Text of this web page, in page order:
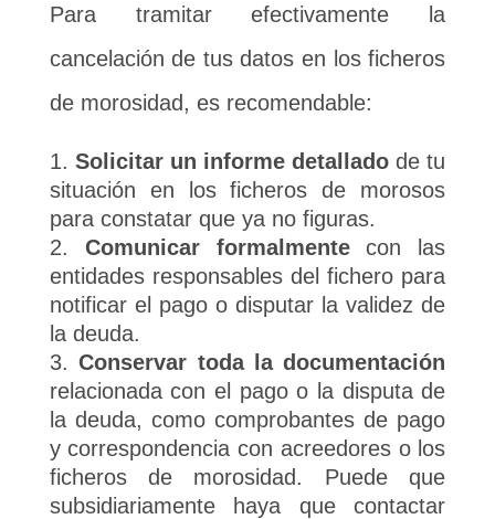
Para tramitar efectivamente la
cancelación de tus datos en los ficheros
de morosidad, es recomendable:
Solicitar un informe detallado de tu
situación en los ficheros de morosos
para constatar que ya no figuras.
Comunicar formalmentecon las
entidades responsables del fichero para
notificar el pago o disputar la validez de
la deuda.
Conservar toda la documentación
relacionada con el pago o la disputa de
la deuda, como comprobantes de pago
y correspondencia con acreedores o los
ficheros de morosidad. Puede que
subsidiariamente haya que contactar